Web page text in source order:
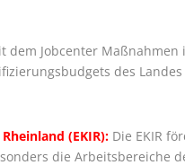
dem Jobcenter Maßnahmen
des Landes
(EKIR):Die EKIR
die Arbeitsbereiche